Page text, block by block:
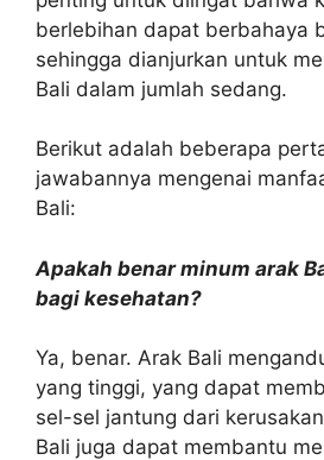
berlebihan dapat berbahaya
sehingga dianjurkan untuk
Bali dalam jumlah sedang.
Berikut adalah beberapa
jawabannya mengenai
Bali:
Apakah benar minum arak
bagi kesehatan?
Ya, benar. Arak Bali
yang tinggi, yang dapat
sel-sel jantung dari
Bali juga dapat membantu